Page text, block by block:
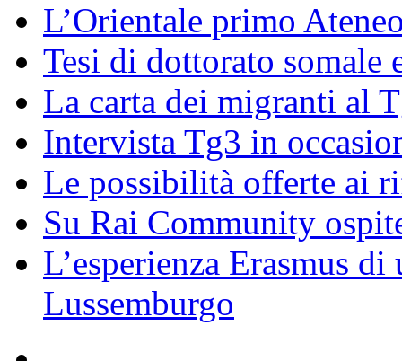
L’Orientale primo
Tesi di dottorato somale
La carta dei migranti al
Intervista Tg3 in
Le possibilità offerte ai
Su Rai Community
L’esperienza Erasmus
Lussemburgo